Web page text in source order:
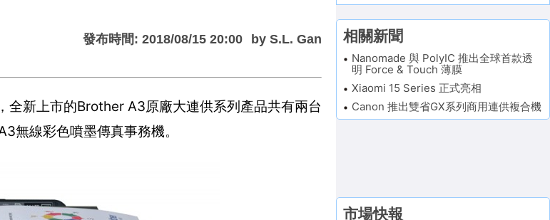
發布時間: 2018/08/15 20:00 by S.L. Gan
新上市的Brother A3原廠大連供系列產品共有兩台
線彩色噴墨傳真事務機。
相關新聞
Nanomade 與 PolyIC 推出全球首款透
明 Force & Touch 薄膜
Xiaomi 15 Series 正式亮相
Canon 推出雙省GX系列商用連供複合機
市場快報